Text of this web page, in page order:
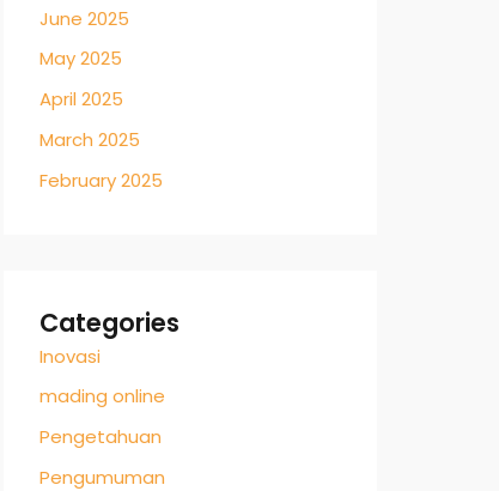
June 2025
May 2025
April 2025
March 2025
February 2025
Categories
Inovasi
mading online
Pengetahuan
Pengumuman